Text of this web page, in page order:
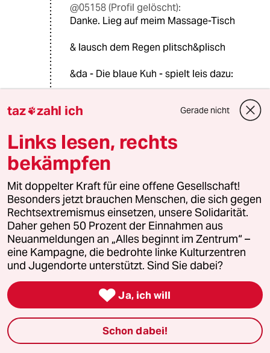
@05158 (Profil gelöscht):
Danke. Lieg auf meim Massage-Tisch
& lausch dem Regen plitsch&plisch
&da - Die blaue Kuh - spielt leis dazu:
😎
0G 05158 (Profil gelöscht)
03.06.2020,19:07 Uhr
@Lowandorder:
Wenn ich mich auf den Link stürze
erscheint
"Upps, sieht aus als wäre etwas
schief gelaufen."
Wie, bitte soll ich das einordnen?
taz zahl ich Gerade nicht
Links lesen, rechts
bekämpfen
Mit doppelter Kraft für eine offene Gesellschaft!
Besonders jetzt brauchen Menschen, die sich gegen
Rechtsextremismus einsetzen, unsere Solidarität.
Daher gehen 50 Prozent der Einnahmen aus
Neuanmeldungen an „Alles beginnt im Zentrum“ –
eine Kampagne, die bedrohte linke Kulturzentren
und Jugendorte unterstützt. Sind Sie dabei?
 Ja, ich will
Schon dabei!